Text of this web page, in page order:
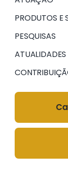
PRODUTOS E
PESQUISAS
ATUALIDADES